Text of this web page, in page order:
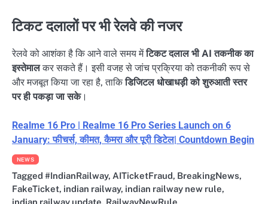
टिकट दलालों पर भी रेलवे की नजर
रेलवे को आशंका है कि आने वाले समय मेंटिकट दलाल भी AI तकनीक का
इस्तेमालकर सकते हैं। इसी वजह से जांच प्रक्रिया को तकनीकी रूप से
और मजबूत किया जा रहा है, ताकिडिजिटल धोखाधड़ी को शुरुआती स्तर
पर ही पकड़ा जा सके।
Realme 16 Pro | Realme 16 Pro Series Launch on 6
January: फीचर्स, कीमत, कैमरा और पूरी डिटेल| Countdown Begin
NEWS
Tagged #IndianRailway, AITicketFraud, BreakingNews,
FakeTicket, indian railway, indian railway new rule,
indian railway update, RailwayNewRule